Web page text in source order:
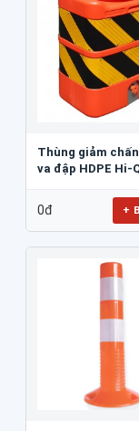
Thùng giảm
va đập HDPE Hi-
0đ +